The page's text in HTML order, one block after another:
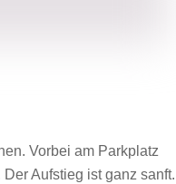
Vorbei am Parkplatz
Aufstieg ist ganz sanft.